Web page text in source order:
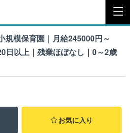
規模保育園｜月給245000円～
日以上｜残業ほぼなし｜0～2歳
お気に入り